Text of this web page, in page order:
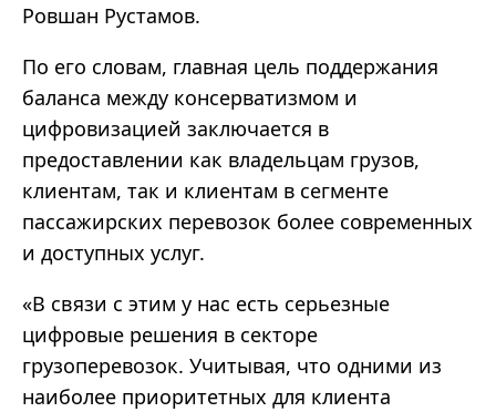
Ровшан Рустамов.
По его словам, главная цель поддержания
баланса между консерватизмом и
цифровизацией заключается в
предоставлении как владельцам грузов,
клиентам, так и клиентам в сегменте
пассажирских перевозок более современных
и доступных услуг.
«В связи с этим у нас есть серьезные
цифровые решения в секторе
грузоперевозок. Учитывая, что одними из
наиболее приоритетных для клиента